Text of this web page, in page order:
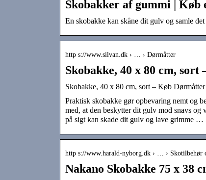
Skobakker af gummi | Køb
En skobakke kan skåne dit gulv og samle
http s://www.silvan.dk › … › Dørmåtter
Skobakke, 40 x 80 cm, sort
Skobakke, 40 x 80 cm, sort – Køb
Praktisk skobakke gør opbevaring nemt og
med, at den beskytter dit gulv mod snavs
på sigt kan skade dit gulv og lave grimme
http s://www.harald-nyborg.dk › … › Skotilbehør
Nakano Skobakke 75 x 38